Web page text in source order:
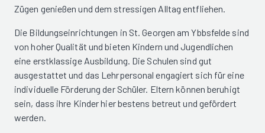
Zügen genießen und dem stressigen Alltag entfliehen.
Die Bildungseinrichtungen in St. Georgen am Ybbsfelde sind
von hoher Qualität und bieten Kindern und Jugendlichen
eine erstklassige Ausbildung. Die Schulen sind gut
ausgestattet und das Lehrpersonal engagiert sich für eine
individuelle Förderung der Schüler. Eltern können beruhigt
sein, dass ihre Kinder hier bestens betreut und gefördert
werden.